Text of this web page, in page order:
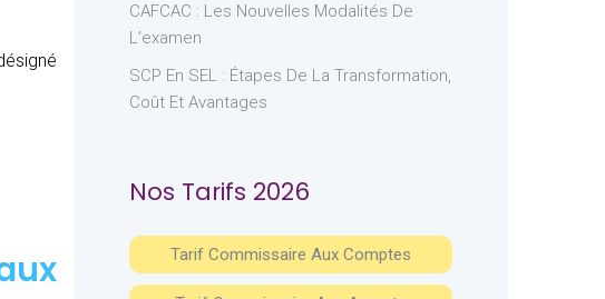
CAFCAC : Les Nouvelles Modalités De
L’examen
SCP En SEL : Étapes De La Transformation,
Coût Et Avantages
Nos Tarifs 2026
Tarif Commissaire Aux Comptes